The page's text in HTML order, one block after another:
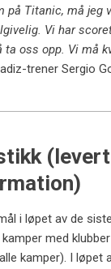
på Titanic, må
Vi har
ta oss opp. Vi må
trener Sergio
(levert
i løpet av de
med
kamper). I løpet